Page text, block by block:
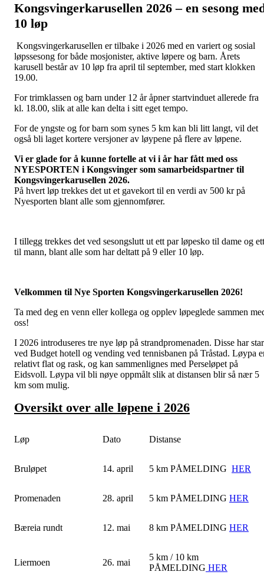
Kongsvingerkarusellen 2026 – en sesong
10 løp
Kongsvingerkarusellen er tilbake i 2026 med en variert og sosial
løpssesong for både mosjonister, aktive løpere og barn. Årets
karusell består av 10 løp fra april til september, med start klokken
19.00.
For trimklassen og barn under 12 år åpner startvinduet allerede fra
kl. 18.00, slik at alle kan delta i sitt eget tempo.
For de yngste og for barn som synes 5 km kan bli litt langt, vil det
også bli laget kortere versjoner av løypene på flere av løpene.
Vi er glade for å kunne fortelle at vi i år har fått med oss
NYESPORTEN i Kongsvinger som samarbeidspartner til
Kongsvingerkarusellen 2026.
På hvert løp trekkes det ut et gavekort til en verdi av 500 kr på
Nyesporten blant alle som gjennomfører.
I tillegg trekkes det ved sesongslutt ut ett par løpesko til dame og ett
til mann, blant alle som har deltatt på 9 eller 10 løp.
Velkommen til Nye Sporten Kongsvingerkarusellen 2026!
Ta med deg en venn eller kollega og opplev løpeglede sammen
oss!
I 2026 introduseres tre nye løp på strandpromenaden. Disse har
ved Budget hotell og vending ved tennisbanen på Tråstad. Løypa
relativt flat og rask, og kan sammenlignes med Perseløpet på
Eidsvoll. Løypa vil bli nøye oppmålt slik at distansen blir så nær 5
km som mulig.
Oversikt over alle løpene i 2026
Løp Dato Distanse
Bruløpet 14. april 5 km PÅMELDING HER
Promenaden 28. april 5 km PÅMELDING HER
Bæreia rundt 12. mai 8 km PÅMELDING HER
Liermoen 26. mai
5 km / 10 km
PÅMELDING HER